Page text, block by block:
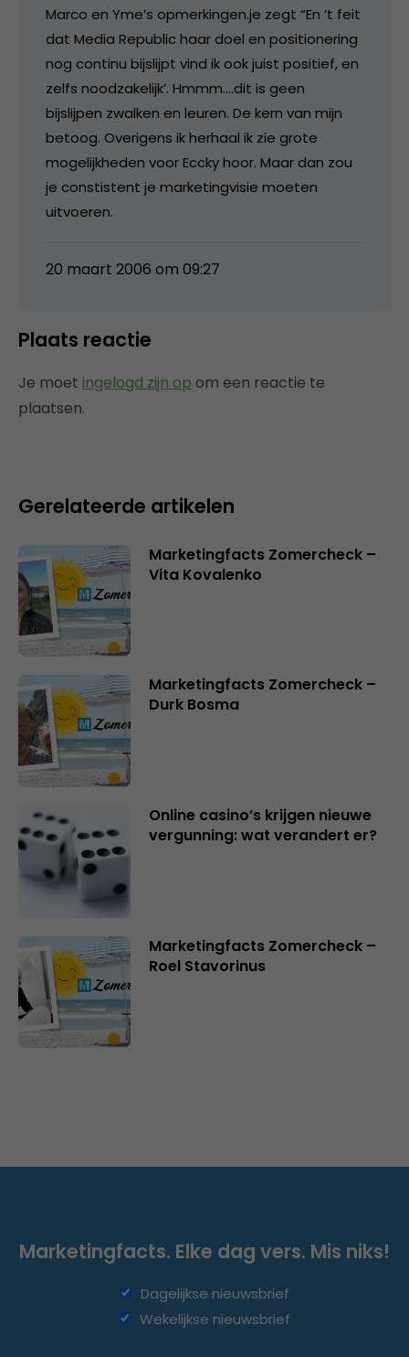
Marco en Yme’s opmerkingen.je zegt “En ’t feit
dat Media Republic haar doel en positionering
nog continu bijslijpt vind ik ook juist positief, en
zelfs noodzakelijk’. Hmmm….dit is geen
bijslijpen zwalken en leuren. De kern van mijn
betoog. Overigens ik herhaal ik zie grote
mogelijkheden voor Eccky hoor. Maar dan zou
je constistent je marketingvisie moeten
uitvoeren.
20 maart 2006 om 09:27
Plaats reactie
Je moet ingelogd zijn op om een reactie te
plaatsen.
Gerelateerde artikelen
Marketingfacts Zomercheck –
Vita Kovalenko
Marketingfacts Zomercheck –
Durk Bosma
Online casino’s krijgen nieuwe
vergunning: wat verandert er?
Marketingfacts Zomercheck –
Roel Stavorinus
Marketingfacts. Elke dag vers. Mis niks!
Dagelijkse nieuwsbrief
Wekelijkse nieuwsbrief